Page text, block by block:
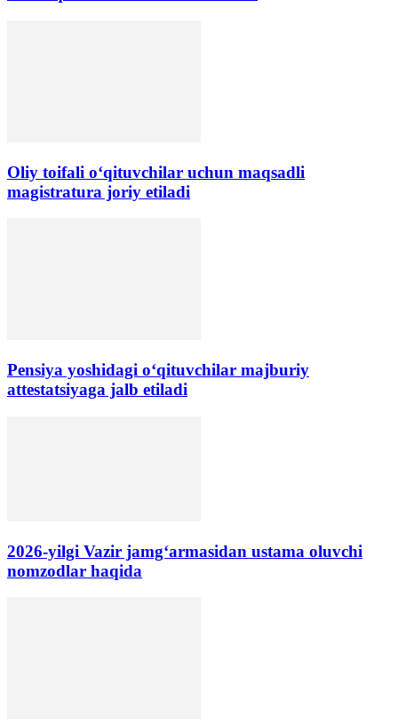
Oliy toifali o‘qituvchilar uchun maqsadli
magistratura joriy etiladi
Pensiya yoshidagi oʻqituvchilar majburiy
attestatsiyaga jalb etiladi
2026-yilgi Vazir jamgʻarmasidan ustama oluvchi
nomzodlar haqida